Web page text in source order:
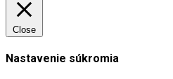
Close
Nastavenie súkromia